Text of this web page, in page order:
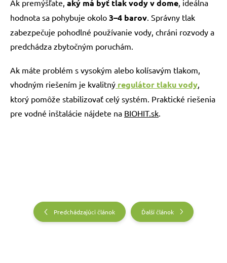
Ak premýšľate, aký má byť tlak vody v dome, ideálna
hodnota sa pohybuje okolo 3–4 barov. Správny tlak
zabezpečuje pohodlné používanie vody, chráni rozvody a
predchádza zbytočným poruchám.
Ak máte problém s vysokým alebo kolísavým tlakom,
vhodným riešením je kvalitný regulátor tlaku vody,
ktorý pomôže stabilizovať celý systém. Praktické riešenia
pre vodné inštalácie nájdete na BIOHIT.sk.
Predchádzajúci článok Ďalší článok